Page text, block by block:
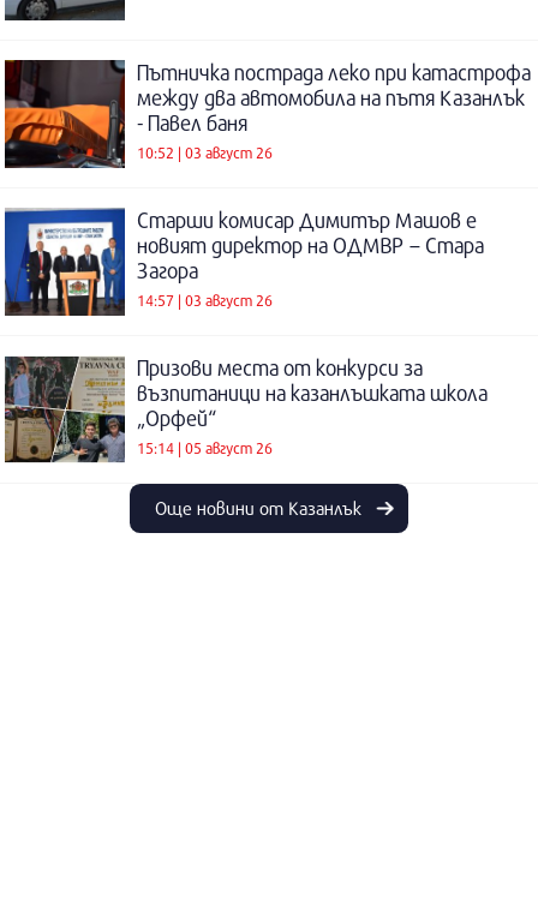
Пътничка пострада леко при катастрофа
между два автомобила на пътя Казанлък
- Павел баня
10:52 | 03 август 26
Старши комисар Димитър Машов е
новият директор на ОДМВР – Стара
Загора
14:57 | 03 август 26
Призови места от конкурси за
възпитаници на казанлъшката школа
„Орфей“
15:14 | 05 август 26
Още новини от Казанлък